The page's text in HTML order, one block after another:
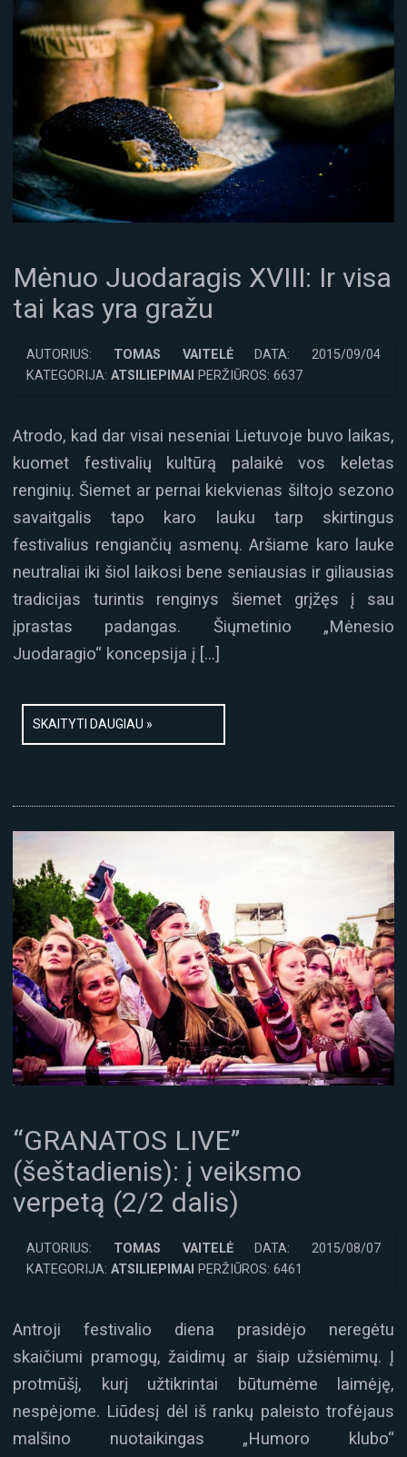
Mėnuo Juodaragis XVIII: Ir visa
tai kas yra gražu
AUTORIUS: TOMAS VAITELĖDATA: 2015/09/04
KATEGORIJA: ATSILIEPIMAI PERŽIŪROS: 6637
Atrodo, kad dar visai neseniai Lietuvoje buvo laikas,
kuomet festivalių kultūrą palaikė vos keletas
renginių. Šiemet ar pernai kiekvienas šiltojo sezono
savaitgalis tapo karo lauku tarp skirtingus
festivalius rengiančių asmenų. Aršiame karo lauke
neutraliai iki šiol laikosi bene seniausias ir giliausias
tradicijas turintis renginys šiemet grįžęs į sau
įprastas padangas. Šiųmetinio „Mėnesio
Juodaragio“ koncepsija į […]
SKAITYTI DAUGIAU »
“GRANATOS LIVE”
(šeštadienis): į veiksmo
verpetą (2/2 dalis)
AUTORIUS: TOMAS VAITELĖDATA: 2015/08/07
KATEGORIJA: ATSILIEPIMAI PERŽIŪROS: 6461
Antroji festivalio diena prasidėjo neregėtu
skaičiumi pramogų, žaidimų ar šiaip užsiėmimų. Į
protmūšį, kurį užtikrintai būtumėme laimėję,
nespėjome. Liūdesį dėl iš rankų paleisto trofėjaus
malšino nuotaikingas „Humoro klubo“